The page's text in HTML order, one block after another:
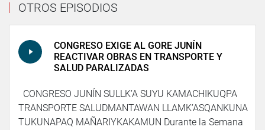
OTROS EPISODIOS
CONGRESO EXIGE AL GORE JUNÍN
REACTIVAR OBRAS EN TRANSPORTE Y
SALUD PARALIZADAS
CONGRESO JUNÍN SULLK’A SUYU KAMACHIKUQPA
TRANSPORTE SALUDMANTAWAN LLAMK’ASQANKUNA
TUKUNAPAQ MAÑARIYKAKAMUN Durante la Semana